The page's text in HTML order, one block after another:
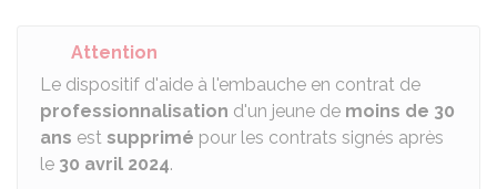
Attention
Le dispositif d'aide à l'embauche en contrat de
professionnalisation d'un jeune de moins de 30
ans est supprimé pour les contrats signés après
le 30 avril 2024.